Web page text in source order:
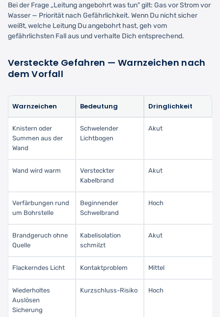
Bei der Frage „Leitung angebohrt was tun" gilt: Gas vor Strom vor
Wasser — Priorität nach Gefährlichkeit. Wenn Du nicht sicher
weißt, welche Leitung Du angebohrt hast, geh vom
gefährlichsten Fall aus und verhalte Dich entsprechend.
Versteckte Gefahren — Warnzeichen nach
dem Vorfall
Warnzeichen Bedeutung Dringlichkeit
Knistern oder
Summen aus der
Wand
Schwelender
Lichtbogen
Akut
Wand wird warm
Versteckter
Kabelbrand
Akut
Verfärbungen rund
um Bohrstelle
Beginnender
Schwelbrand
Hoch
Brandgeruch ohne
Quelle
Kabelisolation
schmilzt
Akut
Flackerndes Licht Kontaktproblem Mittel
Wiederholtes
Auslösen
Sicherung
Kurzschluss-Risiko Hoch